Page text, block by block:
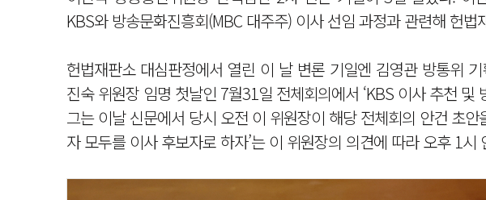
KBS와 방송문화진흥회(MBC 대주주) 이사 선임 과정과 관련해 헌법
헌법재판소 대심판정에서 열린 이 날 변론 기일엔 김영관 방통위
진숙 위원장 임명 첫날인 7월31일 전체회의에서 ‘KBS 이사 추천 및
그는 이날 신문에서 당시 오전 이 위원장이 해당 전체회의 안건 초
자 모두를 이사 후보자로 하자’는 이 위원장의 의견에 따라 오후 1